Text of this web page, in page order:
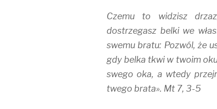
Czemu to widzisz
dostrzegasz belki we
swemu bratu: Pozwól, że
gdy belka tkwi w twoim
swego oka, a wtedy
twego brata». Mt 7, 3-5